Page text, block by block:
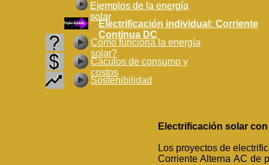
Electrificación individual: Corriente
Continua DC
Electrificación solar
Los proyectos de
Corriente Alterna AC de
Ejemplos de la energía
solar
Ejemplos de la energía
solar
Como funciona la energía
solar?
Sostenibilidad
Cáculos de consumo y
costos